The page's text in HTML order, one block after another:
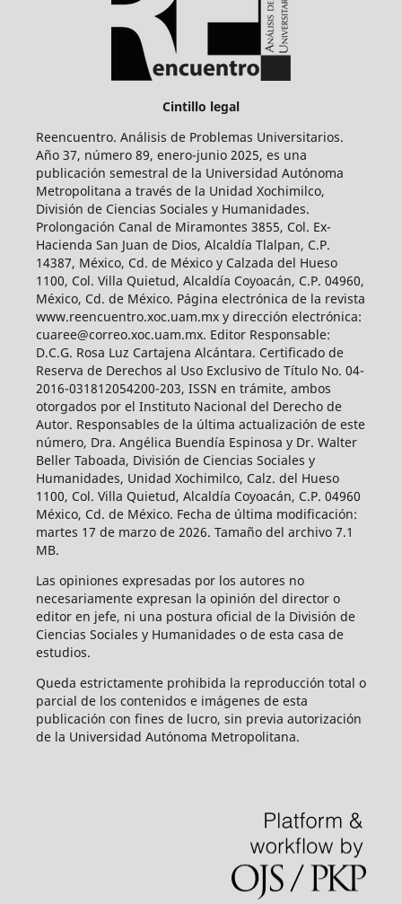
Cintillo legal
Reencuentro. Análisis de Problemas Universitarios.
Año 37, número 89, enero-junio 2025, es una
publicación semestral de la Universidad Autónoma
Metropolitana a través de la Unidad Xochimilco,
División de Ciencias Sociales y Humanidades.
Prolongación Canal de Miramontes 3855, Col. Ex-
Hacienda San Juan de Dios, Alcaldía Tlalpan, C.P.
14387, México, Cd. de México y Calzada del Hueso
1100, Col. Villa Quietud, Alcaldía Coyoacán, C.P. 04960,
México, Cd. de México. Página electrónica de la revista
www.reencuentro.xoc.uam.mx y dirección electrónica:
cuaree@correo.xoc.uam.mx. Editor Responsable:
D.C.G. Rosa Luz Cartajena Alcántara. Certificado de
Reserva de Derechos al Uso Exclusivo de Título No. 04-
2016-031812054200-203, ISSN en trámite, ambos
otorgados por el Instituto Nacional del Derecho de
Autor. Responsables de la última actualización de este
número, Dra. Angélica Buendía Espinosa y Dr. Walter
Beller Taboada, División de Ciencias Sociales y
Humanidades, Unidad Xochimilco, Calz. del Hueso
1100, Col. Villa Quietud, Alcaldía Coyoacán, C.P. 04960
México, Cd. de México. Fecha de última modificación:
martes 17 de marzo de 2026. Tamaño del archivo 7.1
MB.
Las opiniones expresadas por los autores no
necesariamente expresan la opinión del director o
editor en jefe, ni una postura oficial de la División de
Ciencias Sociales y Humanidades o de esta casa de
estudios.
Queda estrictamente prohibida la reproducción total o
parcial de los contenidos e imágenes de esta
publicación con fines de lucro, sin previa autorización
de la Universidad Autónoma Metropolitana.